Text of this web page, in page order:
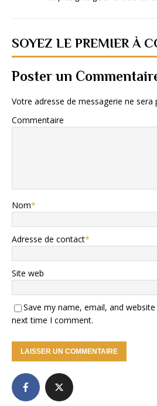
SOYEZ LE PREMIER À
Poster un
Votre adresse de messagerie ne sera
Commentaire
Nom*
Adresse de contact*
Site web
Save my name, email, and
next time I comment.